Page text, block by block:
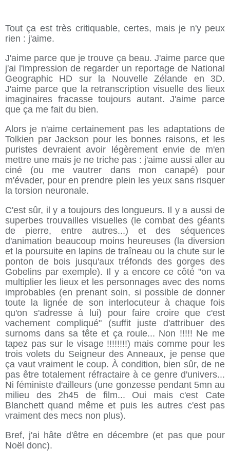
Tout ça est très critiquable, certes, mais je n'y peux
rien : j'aime.
J'aime parce que je trouve ça beau. J'aime parce que
j'ai l'impression de regarder un reportage de National
Geographic HD sur la Nouvelle Zélande en 3D.
J'aime parce que la retranscription visuelle des lieux
imaginaires fracasse toujours autant. J'aime parce
que ça me fait du bien.
Alors je n'aime certainement pas les adaptations de
Tolkien par Jackson pour les bonnes raisons, et les
puristes devraient avoir légèrement envie de m'en
mettre une mais je ne triche pas : j'aime aussi aller au
ciné (ou me vautrer dans mon canapé) pour
m'évader, pour en prendre plein les yeux sans risquer
la torsion neuronale.
C'est sûr, il y a toujours des longueurs. Il y a aussi de
superbes trouvailles visuelles (le combat des géants
de pierre, entre autres...) et des séquences
d'animation beaucoup moins heureuses (la diversion
et la poursuite en lapins de traîneau ou la chute sur le
ponton de bois jusqu'aux tréfonds des gorges des
Gobelins par exemple). Il y a encore ce côté "on va
multiplier les lieux et les personnages avec des noms
improbables (en prenant soin, si possible de donner
toute la lignée de son interlocuteur à chaque fois
qu'on s'adresse à lui) pour faire croire que c'est
vachement compliqué" (suffit juste d'attribuer des
surnoms dans sa tête et ça roule... Non !!!!! Ne me
tapez pas sur le visage !!!!!!!!) mais comme pour les
trois volets du Seigneur des Anneaux, je pense que
ça vaut vraiment le coup. À condition, bien sûr, de ne
pas être totalement réfractaire à ce genre d'univers...
Ni féministe d'ailleurs (une gonzesse pendant 5mn au
milieu des 2h45 de film... Oui mais c'est Cate
Blanchett quand même et puis les autres c'est pas
vraiment des mecs non plus).
Bref, j'ai hâte d'être en décembre (et pas que pour
Noël donc).